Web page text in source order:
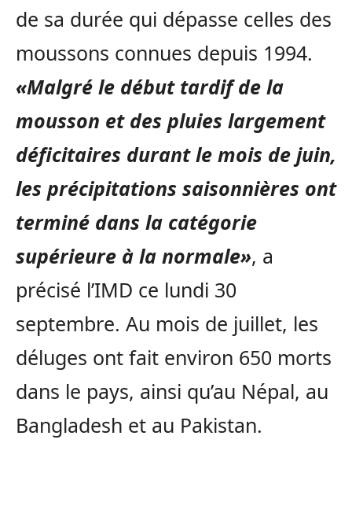
de sa durée qui dépasse celles des
moussons connues depuis 1994.
«Malgré le début tardif de la
mousson et des pluies largement
déficitaires durant le mois de juin,
les précipitations saisonnières ont
terminé dans la catégorie
supérieure à la normale», a
précisé l’IMD ce lundi 30
septembre. Au mois de juillet, les
déluges ont fait environ 650 morts
dans le pays, ainsi qu’au Népal, au
Bangladesh et au Pakistan.